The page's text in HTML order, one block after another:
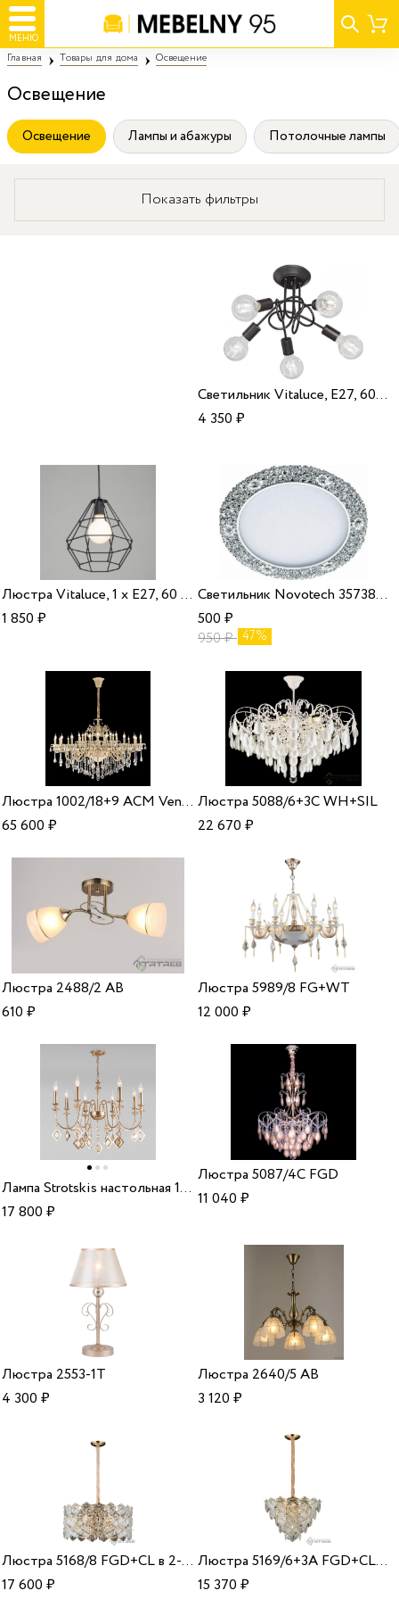
МЕНЮ
Главная Товары для дома Освещение
Освещение
Освещение Лампы и абажуры Потолочные лампы
Показать фильтры
Cветильник Vitaluce, E27, 60 Вт
4 350₽
Люстра Vitaluce, 1 x Е27, 60 Вт.
1 850₽
Cветильник Novotech 357381, LED, 6 Вт
500₽
950₽ 47%
Люстра 1002/18+9 ACM Veneto Luce
65 600₽
Люстра 5088/6+3C WH+SIL
22 670₽
Люстра 2488/2 AB
610₽
Люстра 5989/8 FG+WT
12 000₽
Лампа Strotskis настольная 10110/8 золото
17 800₽
Люстра 5087/4C FGD
11 040₽
Люстра 2553-1T
4 300₽
Люстра 2640/5 AB
3 120₽
Люстра 5168/8 FGD+CL в 2-х коробках
17 600₽
Люстра 5169/6+3A FGD+CL в 2-х коробках
15 370₽